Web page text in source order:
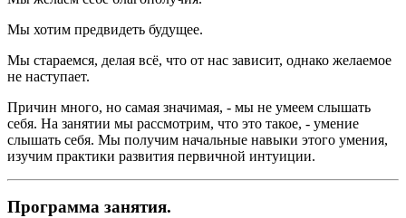
Мы хотим предвидеть будущее.
Мы стараемся, делая всё, что от нас зависит, однако желаемое
не наступает.
Причин много, но самая значимая, - мы не умеем слышать
себя. На занятии мы рассмотрим, что это такое, - умение
слышать себя. Мы получим начальные навыки этого умения,
изучим практики развития первичной интуиции.
Программа занятия.